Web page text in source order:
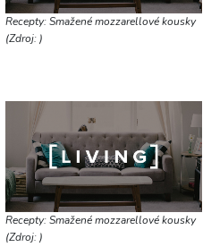
Recepty: Smažené mozzarellové kousky
(Zdroj: )
Recepty: Smažené mozzarellové kousky
(Zdroj: )